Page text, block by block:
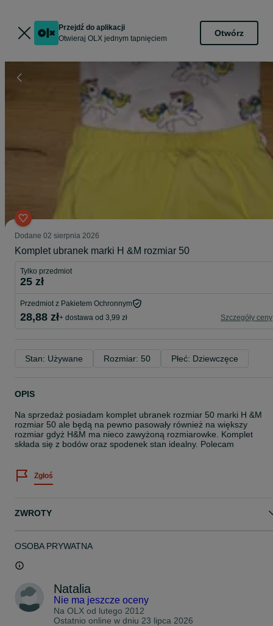
Przejdź do aplikacji
Otwieraj OLX jednym tapnięciem
Otwórz
Dodane 02 sierpnia 2026
Komplet ubranek marki H &M rozmiar 50
Tylko przedmiot
25 zł
Przedmiot z Pakietem Ochronnym
28,88 zł+ dostawa od 3,99 zł Szczegóły ceny
Stan: Używane Rozmiar: 50 Płeć: Dziewczęce
OPIS
Na sprzedaż posiadam komplet ubranek rozmiar 50 marki H &M
rozmiar 50 ale będą na pewno pasowały również na większy
rozmiar gdyż H&M ma nieco zawyżoną rozmiarowke. Komplet
składa się z bodów oraz spodenek stan idealny. Polecam
Zgłoś
ZWROTY
OSOBA PRYWATNA
Natalia
Nie ma jeszcze oceny
Na OLX od lutego 2012
Ostatnio online w dniu 23 lipca 2026